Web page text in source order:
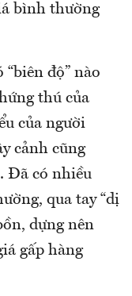
bình thường
độ” nào
thú của
của người
cảnh cũng
Đã có nhiều
qua tay “dị
dựng nên
gấp hàng